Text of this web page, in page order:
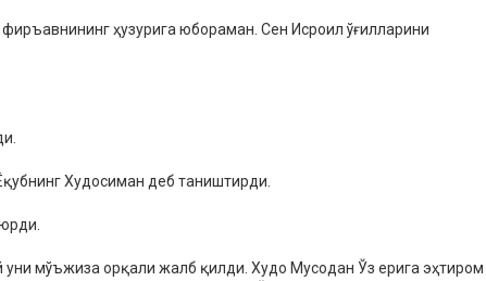
ҳузурига юбораман. Сен Исроил ўғилларини
Худосиман деб таништирди.
мўъжиза орқали жалб қилди. Худо Мусодан Ўз ерига эҳтиром